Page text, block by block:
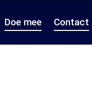
Doe mee Contact